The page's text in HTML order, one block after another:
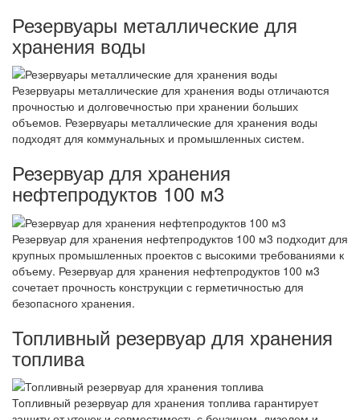
Резервуары металлические для
хранения воды
Резервуары металлические для хранения воды отличаются
прочностью и долговечностью при хранении больших
объемов. Резервуары металлические для хранения воды
подходят для коммунальных и промышленных систем.
Резервуар для хранения
нефтепродуктов 100 м3
Резервуар для хранения нефтепродуктов 100 м3 подходит для
крупных промышленных проектов с высокими требованиями к
объему. Резервуар для хранения нефтепродуктов 100 м3
сочетает прочность конструкции с герметичностью для
безопасного хранения.
Топливный резервуар для хранения
топлива
Топливный резервуар для хранения топлива гарантирует